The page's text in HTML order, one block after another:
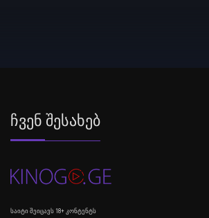
Ჩვენ Შესახებ
საიტი შეიცავს 18+ კონტენტს